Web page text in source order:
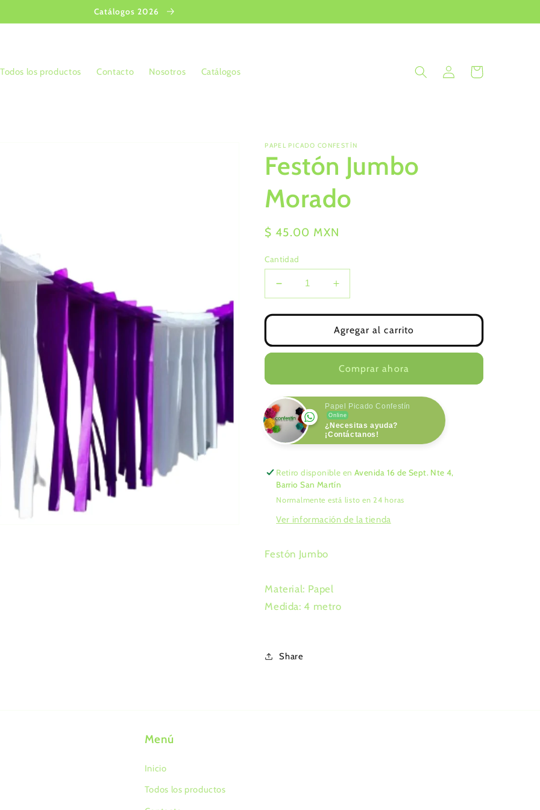
Catálogos 2026
Todos los productos Contacto Nosotros Catálogos
Iniciar
sesión
Carrito
PAPEL PICADO CONFESTÍN
Festón Jumbo
Morado
Precio
$ 45.00 MXN
Cantidad
Reducir
cantidad
para
Jumbo
Morado
Aumentar
cantidad
para
Festón
Jumbo
Morado
Agregar al carrito
Comprar ahora
Papel Picado Confestín
Online
¿Necesitas ayuda?
¡Contáctanos!
Retiro disponible en Avenida 16 de Sept. Nte 4,
Barrio San Martín
Normalmente está listo en 24 horas
Ver información de la tienda
Festón Jumbo
Material: Papel
Medida: 4 metro
Share
Menú
Inicio
Todos los productos